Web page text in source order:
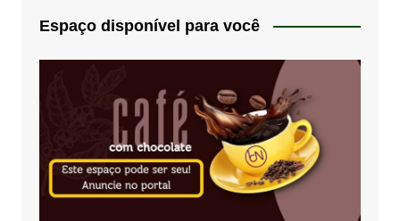
Espaço disponível para você